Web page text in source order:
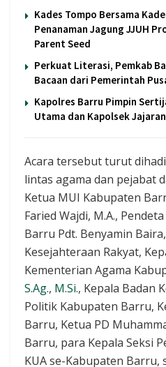
Kades Tompo Bersama
Penanaman Jagung JJUH
Parent Seed
Perkuat Literasi, Pemkab
Bacaan dari Pemerintah
Kapolres Barru Pimpin
Utama dan Kapolsek Jajaran
Acara tersebut turut
lintas agama dan pejabat
Ketua MUI Kabupaten
Faried Wajdi, M.A.,
Barru Pdt. Benyamin Baira,
Kesejahteraan Rakyat,
Kementerian Agama
S.Ag., M.Si., Kepala Badan
Politik Kabupaten Barru,
Barru, Ketua PD
Barru, para Kepala Seksi
KUA se-Kabupaten Barru,